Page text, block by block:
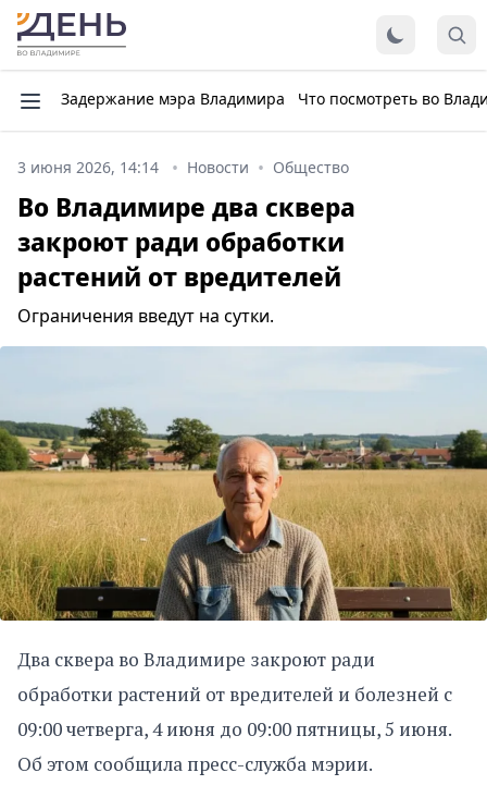
Задержание мэра Владимира Что посмотреть во
3 июня 2026, 14:14 Новости Общество
Во Владимире два сквера
закроют ради обработки
растений от вредителей
Ограничения введут на сутки.
Два сквера во Владимире закроют ради
обработки растений от вредителей и болезней с
09:00 четверга, 4 июня до 09:00 пятницы, 5 июня.
Об этом сообщила пресс-служба мэрии.